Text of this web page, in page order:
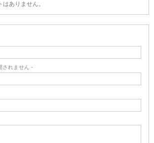
ありません。
されません -